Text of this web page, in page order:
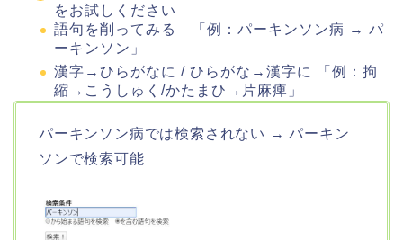
をお試しください
語句を削ってみる 「例：パーキンソン病 → パ
ーキンソン」
漢字→ひらがなに / ひらがな→漢字に 「例：拘
縮→こうしゅく/かたまひ→片麻痺」
パーキンソン病では検索されない → パーキン
ソンで検索可能